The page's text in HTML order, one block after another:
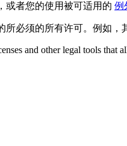
或者您的使用被可适用的 例
必须的所有许可。例如，
and other legal tools that